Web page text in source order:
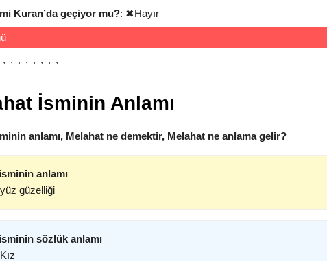
Kuran’da geçiyor mu?: ✖Hayır
İsminin Anlamı
anlamı, Melahat ne demektir, Melahat ne anlama gelir?
anlamı
güzelliği
sözlük anlamı
Kız